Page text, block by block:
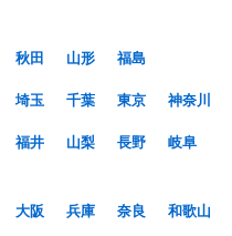
秋田 山形
福島
埼玉 千葉 東京
神奈川
福井 山梨 長野
岐阜
大阪 兵庫 奈良
和歌山